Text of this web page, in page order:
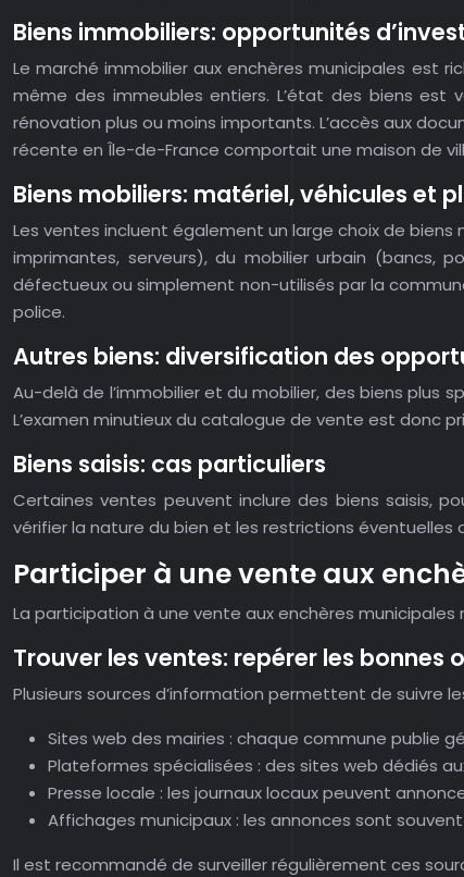
Biens immobiliers: opportunités
Le marché immobilier aux enchères municipales est
même des immeubles entiers. L’état des biens est
rénovation plus ou moins importants. L’accès aux
récente en Île-de-France comportait une maison de
Biens mobiliers: matériel, véhicules et
Les ventes incluent également un large choix de
imprimantes, serveurs), du mobilier urbain (bancs,
défectueux ou simplement non-utilisés par la
police.
Autres biens: diversification des
Au-delà de l’immobilier et du mobilier, des biens plus
L’examen minutieux du catalogue de vente est donc
Biens saisis: cas particuliers
Certaines ventes peuvent inclure des biens saisis,
vérifier la nature du bien et les restrictions
Participer à une vente aux
La participation à une vente aux enchères
Trouver les ventes: repérer les bonnes
Plusieurs sources d’information permettent de suivre
Sites web des mairies : chaque commune publie
Plateformes spécialisées : des sites web dédiés
Presse locale : les journaux locaux peuvent
Affichages municipaux : les annonces sont
Il est recommandé de surveiller régulièrement ces